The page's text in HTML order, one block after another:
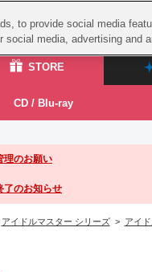
STORE
STORE
ASOBI STORE TOP
グッズ
CD / Blu-ray
ルズ
！
理のお願い
了のお知らせ
アイドルマスター シリーズ> アイ
to provide social media
social media, advertising and